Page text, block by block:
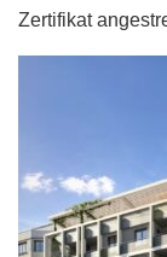
Zertifikat